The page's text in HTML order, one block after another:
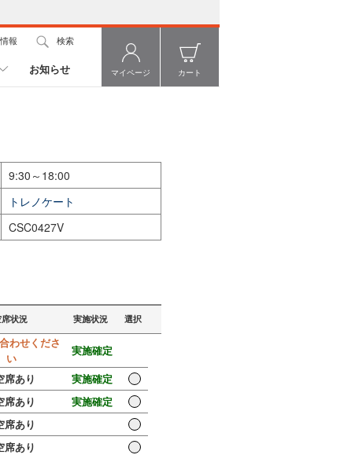
報 検索
お知らせ マイページ カート
9:30～18:00
トレノケート
CSC0427V
席状況 実施状況 選択
わせくださ
い
実施確定
席あり
実施確定
席あり
実施確定
席あり
席あり